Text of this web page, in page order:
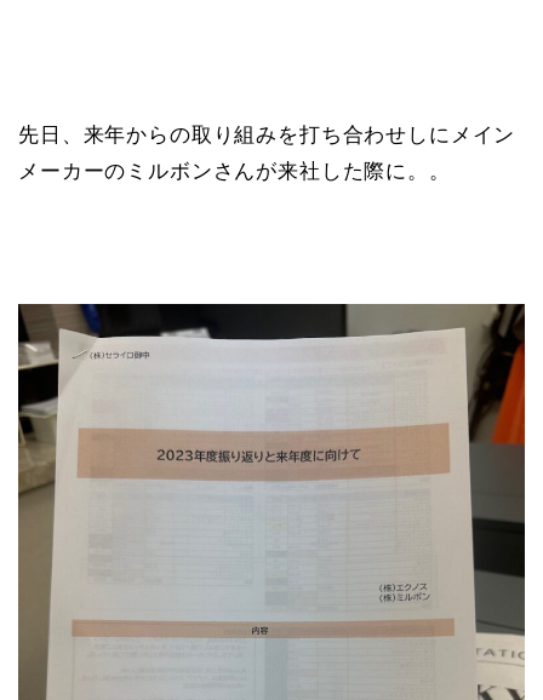
先日、来年からの取り組みを打ち合わせしにメイン
メーカーのミルボンさんが来社した際に。。